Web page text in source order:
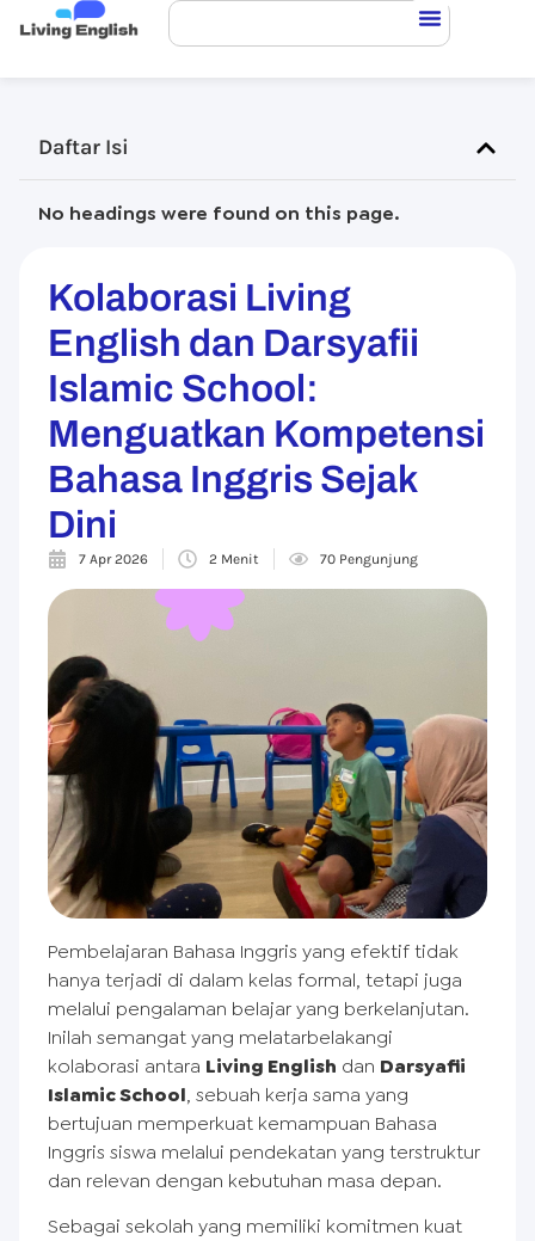
Daftar Isi
No headings were found on this page.
Kolaborasi Living
English dan Darsyafii
Islamic School:
Menguatkan Kompetensi
Bahasa Inggris Sejak
Dini
7 Apr 2026 2 Menit 70 Pengunjung
Pembelajaran Bahasa Inggris yang efektif tidak
hanya terjadi di dalam kelas formal, tetapi juga
melalui pengalaman belajar yang berkelanjutan.
Inilah semangat yang melatarbelakangi
kolaborasi antara Living English dan Darsyafii
Islamic School, sebuah kerja sama yang
bertujuan memperkuat kemampuan Bahasa
Inggris siswa melalui pendekatan yang terstruktur
dan relevan dengan kebutuhan masa depan.
Sebagai sekolah yang memiliki komitmen kuat